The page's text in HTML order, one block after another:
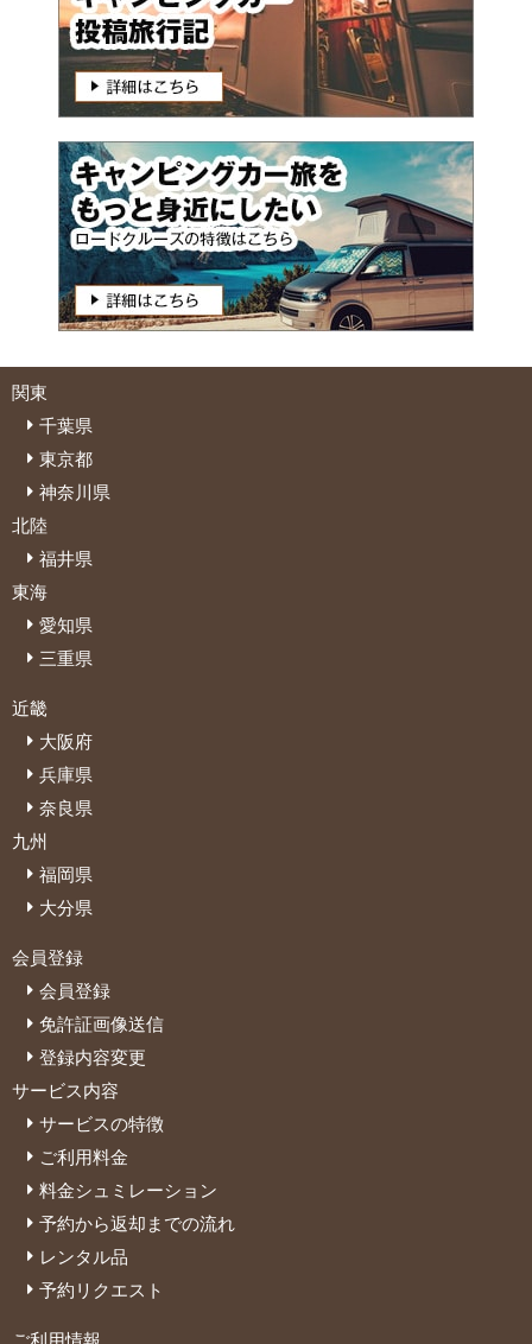
関東
千葉県
東京都
神奈川県
北陸
福井県
東海
愛知県
三重県
近畿
大阪府
兵庫県
奈良県
九州
福岡県
大分県
会員登録
会員登録
免許証画像送信
登録内容変更
サービス内容
サービスの特徴
ご利用料金
料金シュミレーション
予約から返却までの流れ
レンタル品
予約リクエスト
ご利用情報